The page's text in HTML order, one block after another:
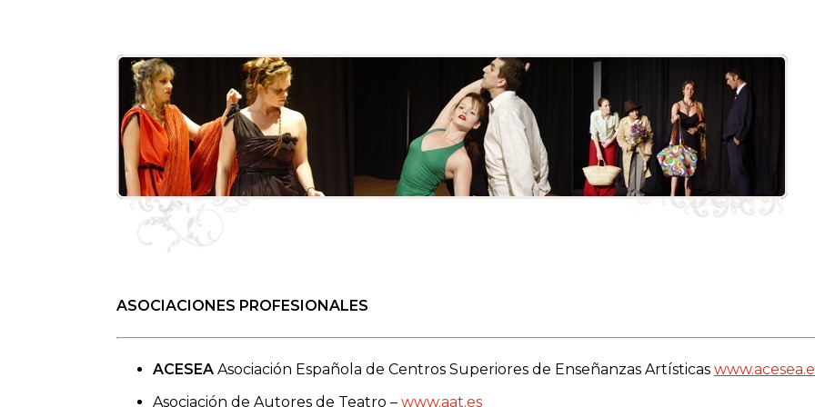
ASOCIACIONES PROFESIONALES
ACESEA Asociación Española de Centros Superiores de Enseñanzas Artísticas
Asociación de Autores de Teatro – www.aat.es